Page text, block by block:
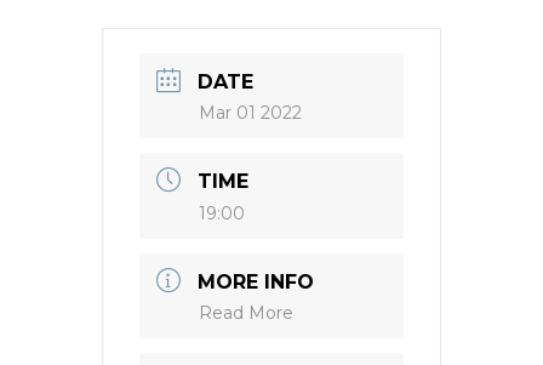
DATE
Mar 01 2022
TIME
19:00
MORE INFO
Read More